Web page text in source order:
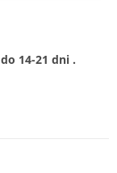
14-21 dni .